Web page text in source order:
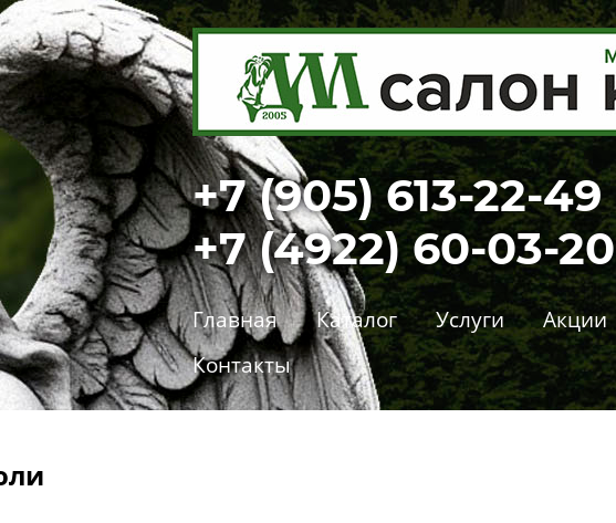
+7 (905) 613-22-49
+7 (4922) 60-03-20
Главная Каталог Услуги Акции
Контакты